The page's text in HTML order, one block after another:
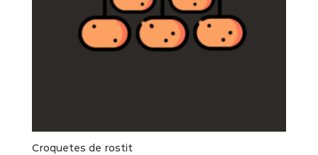
Croquetes de rostit